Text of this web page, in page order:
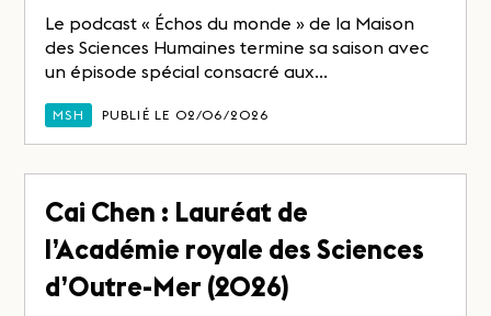
Le podcast « Échos du monde » de la Maison
des Sciences Humaines termine sa saison avec
un épisode spécial consacré aux...
MSH PUBLIÉ LE 02/06/2026
Cai Chen : Lauréat de
l’Académie royale des Sciences
d’Outre-Mer (2026)